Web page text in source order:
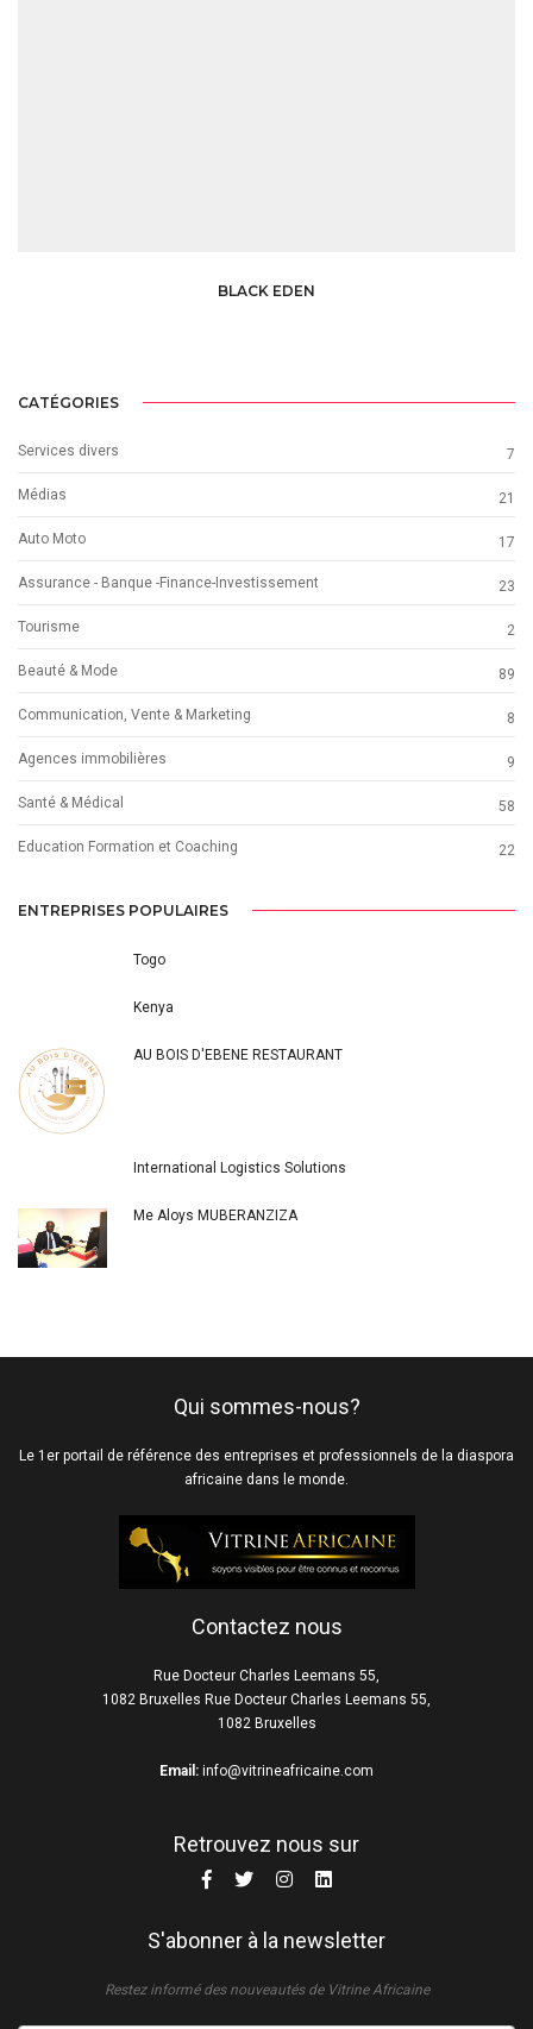
BLACK EDEN
CATÉGORIES
Services divers 7
Médias 21
Auto Moto 17
Assurance - Banque -Finance-Investissement 23
Tourisme 2
Beauté & Mode 89
Communication, Vente & Marketing 8
Agences immobilières 9
Santé & Médical 58
Education Formation et Coaching 22
ENTREPRISES POPULAIRES
Togo
Kenya
AU BOIS D'EBENE RESTAURANT
International Logistics Solutions
Me Aloys MUBERANZIZA
Qui sommes-nous?
Le 1er portail de référence des entreprises et professionnels de la diaspora
africaine dans le monde.
Contactez nous
Rue Docteur Charles Leemans 55,
1082 Bruxelles Rue Docteur Charles Leemans 55,
1082 Bruxelles
Email: info@vitrineafricaine.com
Retrouvez nous sur
S'abonner à la newsletter
Restez informé des nouveautés de Vitrine Africaine